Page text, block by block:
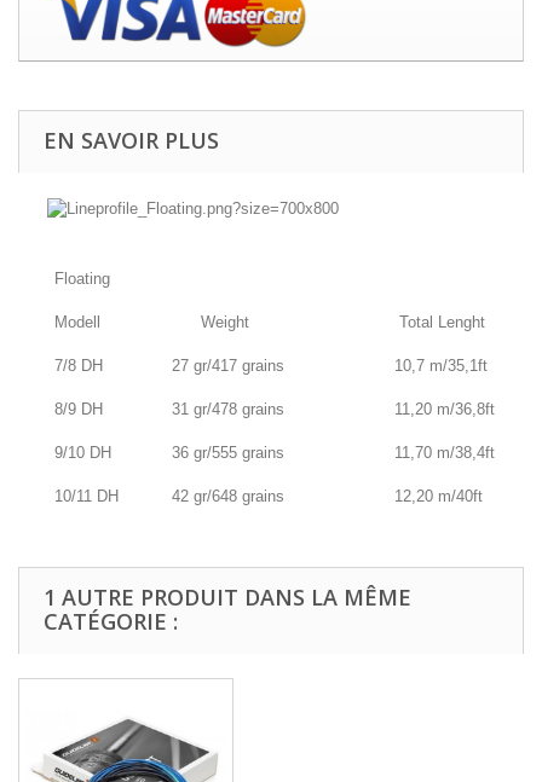
EN SAVOIR PLUS
Floating
Modell Weight Total Lenght
7/8 DH 27 gr/417 grains 10,7 m/35,1ft
8/9 DH 31 gr/478 grains 11,20 m/36,8ft
9/10 DH 36 gr/555 grains 11,70 m/38,4ft
10/11 DH 42 gr/648 grains 12,20 m/40ft
1 AUTRE PRODUIT DANS LA MÊME
CATÉGORIE :